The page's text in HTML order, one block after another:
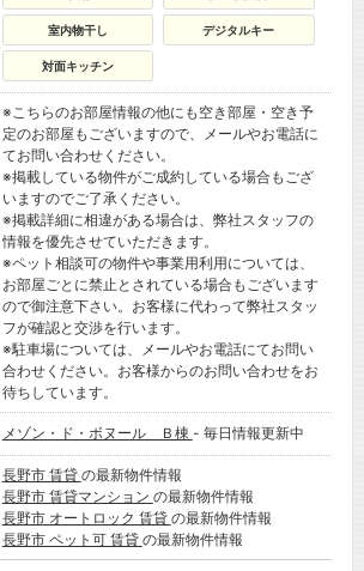
室内物干し デジタルキー
対面キッチン
※こちらのお部屋情報の他にも空き部屋・空き予
定のお部屋もございますので、メールやお電話に
てお問い合わせください。
※掲載している物件がご成約している場合もござ
いますのでご了承ください。
※掲載詳細に相違がある場合は、弊社スタッフの
情報を優先させていただきます。
※ペット相談可の物件や事業用利用については、
お部屋ごとに禁止とされている場合もございます
ので御注意下さい。お客様に代わって弊社スタッ
フが確認と交渉を行います。
※駐車場については、メールやお電話にてお問い
合わせください。お客様からのお問い合わせをお
待ちしています。
メゾン・ド・ボヌール Ｂ棟 - 毎日情報更新中
長野市 賃貸 の最新物件情報
長野市 賃貸マンション の最新物件情報
長野市 オートロック 賃貸 の最新物件情報
長野市 ペット可 賃貸 の最新物件情報